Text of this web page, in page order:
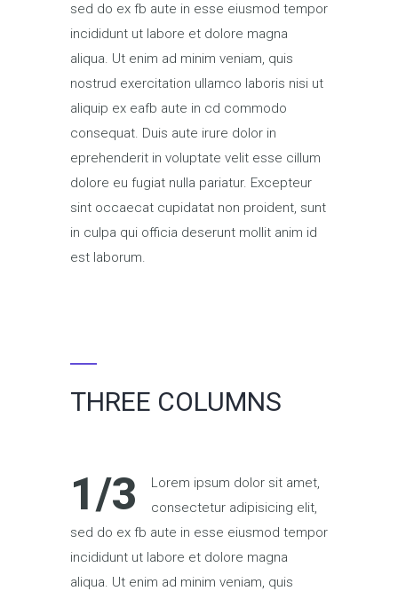
sed do ex fb aute in esse eiusmod tempor
incididunt ut labore et dolore magna
aliqua. Ut enim ad minim veniam, quis
nostrud exercitation ullamco laboris nisi ut
aliquip ex eafb aute in cd commodo
consequat. Duis aute irure dolor in
eprehenderit in voluptate velit esse cillum
dolore eu fugiat nulla pariatur. Excepteur
sint occaecat cupidatat non proident, sunt
in culpa qui officia deserunt mollit anim id
est laborum.
THREE COLUMNS
1/3
Lorem ipsum dolor sit amet,
consectetur adipisicing elit,
sed do ex fb aute in esse eiusmod tempor
incididunt ut labore et dolore magna
aliqua. Ut enim ad minim veniam, quis